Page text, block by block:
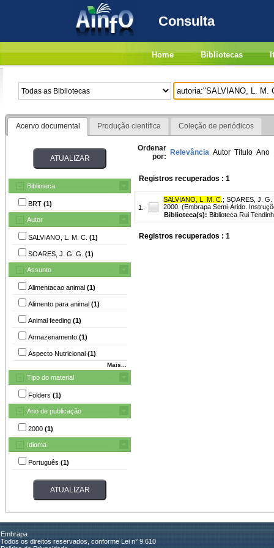
Consulta
Home Bibliotecas
Acervo documental Produção científica Coleção de periódicos
Biblioteca
BRT (1)
Autor
SALVIANO, L. M. C. (1)
SOARES, J. G. G. (1)
Assunto
Alimentacao animal (1)
Alimento para animal (1)
Animal feeding (1)
Armazenamento (1)
Aspecto Nutricional (1)
Mais...
Tipo do material
Folders (1)
Ano de publicação
2000 (1)
Idioma
Português (1)
Ordenar
por: Relevância Autor Título Ano
Registros recuperados : 1
1.
SALVIANO, L. M. C ; SOARES, J. G.
2000. (Embrapa Semi-Árido.
Biblioteca(s): Biblioteca Rui
Registros recuperados : 1
Embrapa
Todos os direitos reservados, conforme Lei n° 9.610